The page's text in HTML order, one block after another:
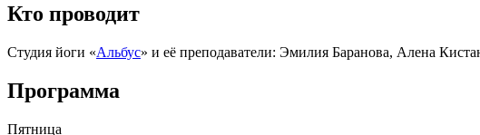
Кто проводит
Студия йоги «Альбус» и её преподаватели: Эмилия Баранова, Алена
Программа
Пятница